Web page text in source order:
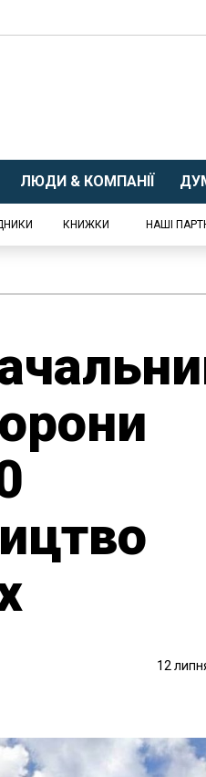
ЛЮДИ & КОМПАНІЇ
КНИЖКИ НАШІ
12